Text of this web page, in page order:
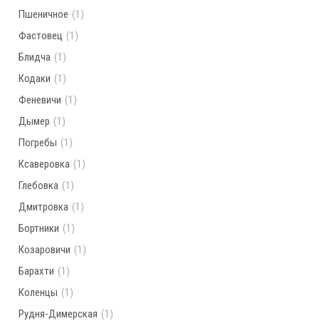
Пшеничное (1)
Фастовец (1)
Блидча (1)
Кодаки (1)
Феневичи (1)
Дымер (1)
Погребы (1)
Ксаверовка (1)
Глебовка (1)
Дмитровка (1)
Бортники (1)
Козаровичи (1)
Барахти (1)
Коленцы (1)
Рудня-Димерская (1)